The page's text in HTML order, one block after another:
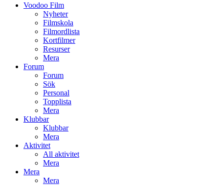
Voodoo Film
Nyheter
Filmskola
Filmordlista
Kortfilmer
Resurser
Mera
Forum
Forum
Sök
Personal
Topplista
Mera
Klubbar
Klubbar
Mera
Aktivitet
All aktivitet
Mera
Mera
Mera